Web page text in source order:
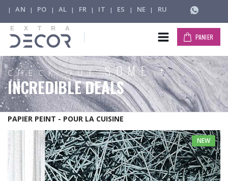
| AN | PO | AL | FR | IT | ES | NE | RU
PANIER
CHECK OUTSOME +
INCREDIBLE DEALS
PAPIER PEINT - POUR LA CUISINE
NEW